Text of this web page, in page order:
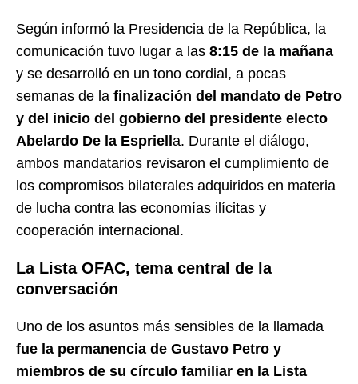
Según informó la Presidencia de la República, la
comunicación tuvo lugar a las 8:15 de la mañana
y se desarrolló en un tono cordial, a pocas
semanas de la finalización del mandato de Petro
y del inicio del gobierno del presidente electo
Abelardo De la Espriella. Durante el diálogo,
ambos mandatarios revisaron el cumplimiento de
los compromisos bilaterales adquiridos en materia
de lucha contra las economías ilícitas y
cooperación internacional.
La Lista OFAC, tema central de la
conversación
Uno de los asuntos más sensibles de la llamada
fue la permanencia de Gustavo Petro y
miembros de su círculo familiar en la Lista